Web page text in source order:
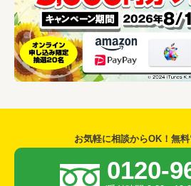
お気軽に相談からOK！無
0120-